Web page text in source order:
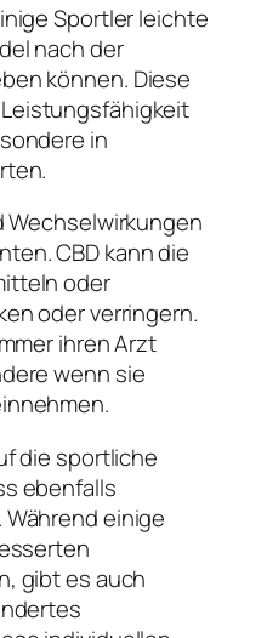
Sportler leichte
nach der
können. Diese
in
Wechselwirkungen
CBD kann die
oder
oder verringern.
ihren Arzt
wenn sie
die sportliche
ebenfalls
einige
gibt es auch